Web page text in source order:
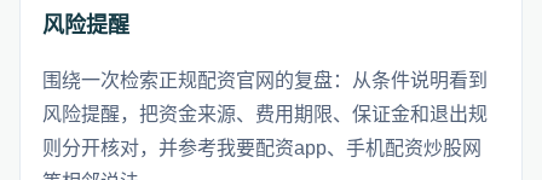
风险提醒
围绕一次检索正规配资官网的复盘：从条件说明看到
风险提醒，把资金来源、费用期限、保证金和退出规
则分开核对，并参考我要配资app、手机配资炒股网